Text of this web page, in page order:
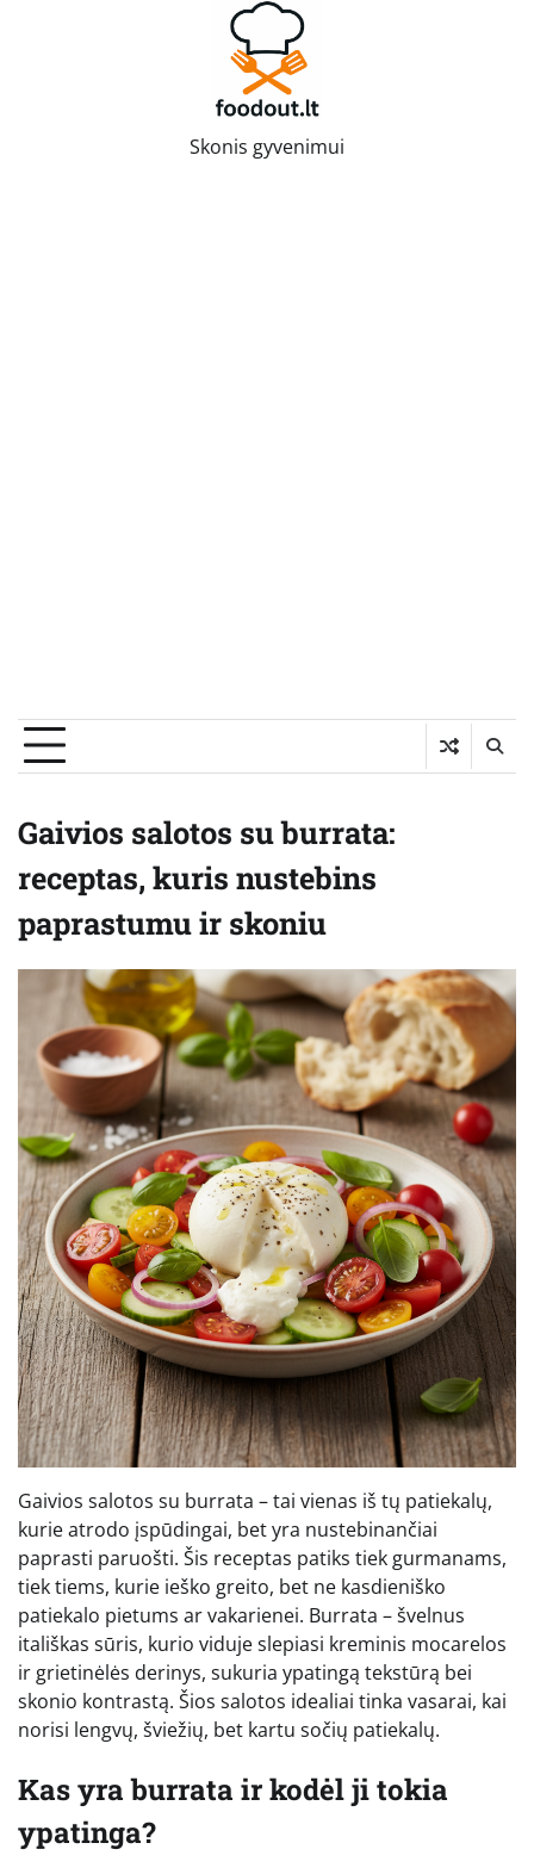
Skonis gyvenimui
Gaivios salotos su burrata:
receptas, kuris nustebins
paprastumu ir skoniu
Gaivios salotos su burrata – tai vienas iš tų patiekalų,
kurie atrodo įspūdingai, bet yra nustebinančiai
paprasti paruošti. Šis receptas patiks tiek gurmanams,
tiek tiems, kurie ieško greito, bet ne kasdieniško
patiekalo pietums ar vakarienei. Burrata – švelnus
itališkas sūris, kurio viduje slepiasi kreminis mocarelos
ir grietinėlės derinys, sukuria ypatingą tekstūrą bei
skonio kontrastą. Šios salotos idealiai tinka vasarai, kai
norisi lengvų, šviežių, bet kartu sočių patiekalų.
Kas yra burrata ir kodėl ji tokia
ypatinga?